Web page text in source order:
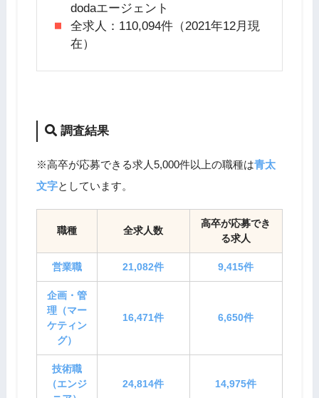
dodaエージェント
全求人：110,094件（2021年12月現
在）
調査結果
※高卒が応募できる求人5,000件以上の職種は青太
文字としています。
職種 全求人数
高卒が応募でき
る求人
営業職 21,082件 9,415件
企画・管
理（マー
ケティン
グ）
16,471件 6,650件
技術職
（エンジ
24,814件 14,975件